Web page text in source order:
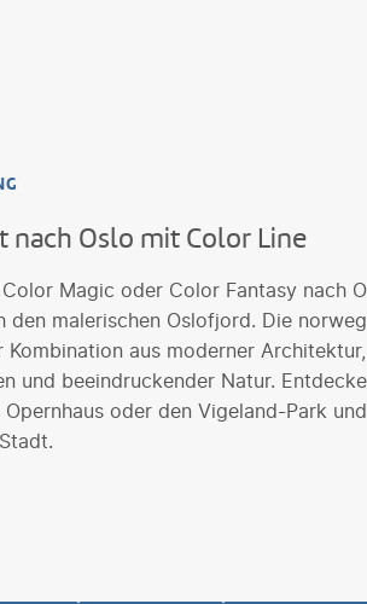
Oslo mit Color Line
Magic oder Color Fantasy nach
den malerischen Oslofjord. Die
aus moderner
und beeindruckender Natur.
oder den Vigeland-Park